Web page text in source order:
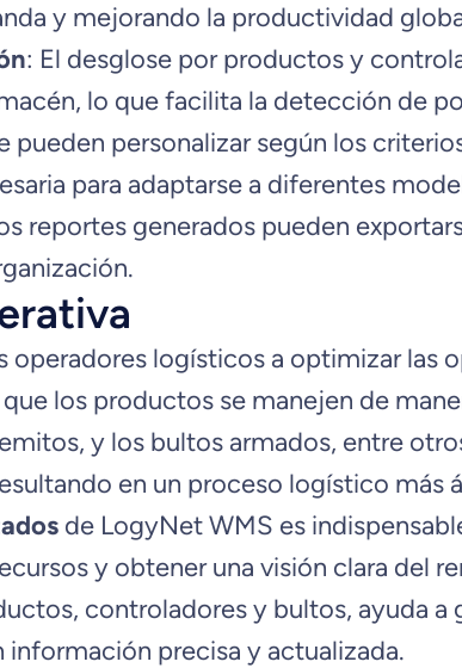
y mejorando la productividad
: El desglose por productos y
lo que facilita la detección de
pueden personalizar según los
para adaptarse a diferentes
reportes generados pueden
operadores logísticos a optimizar las
los productos se manejen de
y los bultos armados, entre
en un proceso logístico más
de LogyNet WMS es
y obtener una visión clara del
controladores y bultos, ayuda a
precisa y actualizada.